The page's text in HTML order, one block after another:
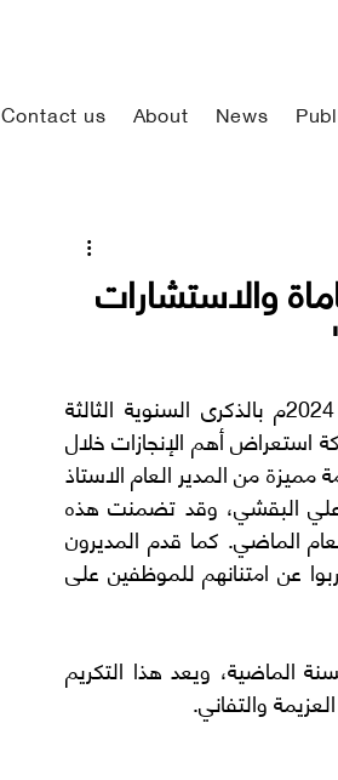
News
About
Contact us
والاستشارات
والتفاني.